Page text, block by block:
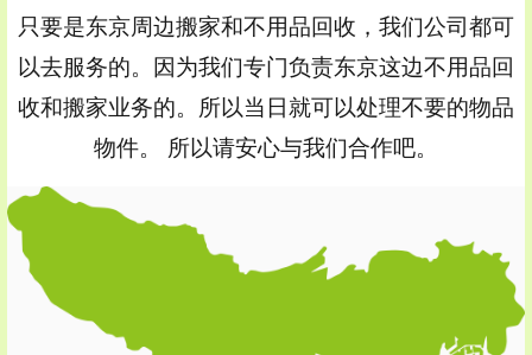
只要是东京周边搬家和不用品回收，我们公司都可
以去服务的。因为我们专门负责东京这边不用品回
收和搬家业务的。所以当日就可以处理不要的物品
物件。 所以请安心与我们合作吧。